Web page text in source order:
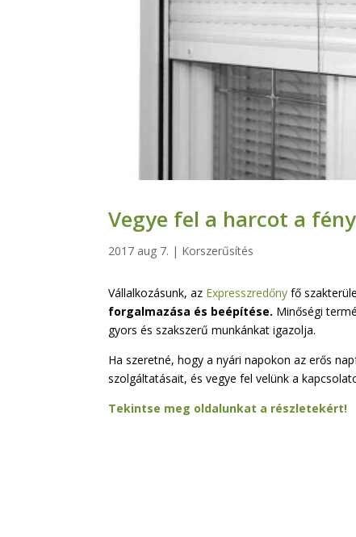
Vegye fel a harcot a
2017 aug 7. | Korszerűsítés
Vállalkozásunk, az Expresszredőny fő
forgalmazása és beépítése. Minőségi
gyors és szakszerű munkánkat igazolja.
Ha szeretné, hogy a nyári napokon az erős
szolgáltatásait, és vegye fel velünk a
Tekintse meg oldalunkat a részletekért!